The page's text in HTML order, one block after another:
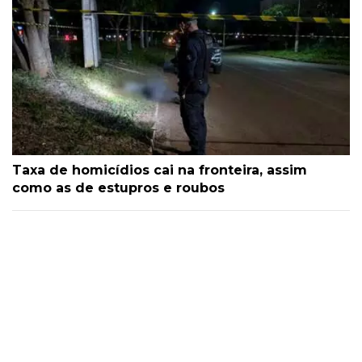
Taxa de homicídios cai na fronteira, assim
como as de estupros e roubos